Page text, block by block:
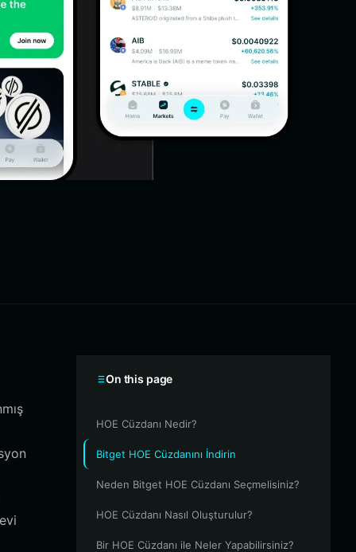
On this page
HOE Cüzdanı Nedir?
Bitget HOE Cüzdanını İndirin
Neden Bitget HOE Cüzdanı Seçmelisiniz?
HOE Cüzdanı Nasıl Oluşturulur?
Bir HOE Cüzdanı ile Neler Yapabilirsiniz?